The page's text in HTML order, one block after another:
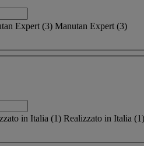
Expert (3) Manutan Expert (3)
in Italia (1) Realizzato in Italia (1)